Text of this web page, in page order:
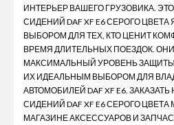
ИНТЕРЬЕР ВАШЕГО ГРУЗОВИКА.
СИДЕНИЙ DAF XF E6 СЕРОГО
ВЫБОРОМ ДЛЯ ТЕХ, КТО ЦЕНИТ
ВРЕМЯ ДЛИТЕЛЬНЫХ ПОЕЗДОК.
МАКСИМАЛЬНЫЙ УРОВЕНЬ ЗАЩИТЫ
ИХ ИДЕАЛЬНЫМ ВЫБОРОМ ДЛЯ
АВТОМОБИЛЕЙ DAF XF E6.
СИДЕНИЙ DAF XF E6 СЕРОГО
МАГАЗИНЕ АКСЕССУАРОВ И